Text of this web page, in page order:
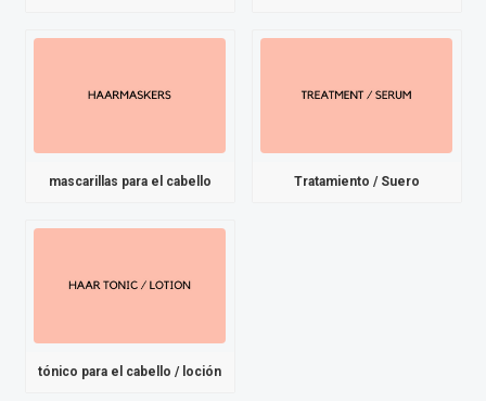
mascarillas para el cabello Tratamiento / Suero
tónico para el cabello / loción